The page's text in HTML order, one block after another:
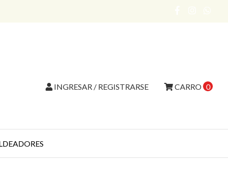
CARRO 0
INGRESAR / REGISTRARSE